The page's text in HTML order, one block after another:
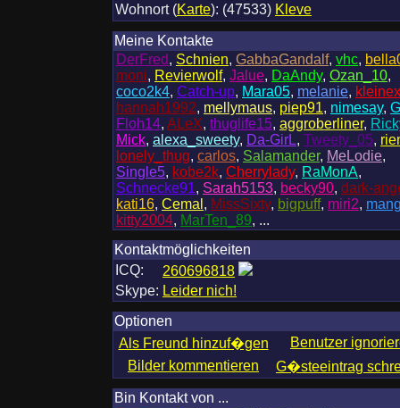
Wohnort(Karte): (47533) Kleve
Meine Kontakte
DerFred, Schnien, GabbaGandalf, vhc,
moni, Revierwolf, Jalue, DaAndy, Ozan_10,
coco2k4, Catch-up, Mara05, melanie,
hannah1992, mellymaus, piep91, nimesay,
Floh14, ALeX, thuglife15, aggroberliner,
Mick, alexa_sweety, Da-GirL, Tweety_05,
lonely_thug, carlos, Salamander, MeLodie,
Single5, kobe2k, Cherrylady, RaMonA,
Schnecke91, Sarah5153, becky90, dark-
kati16, Cemal , MissSixty, bigpuff, miri2,
kitty2004, MarTen_89, ...
Kontaktmöglichkeiten
ICQ:
260696818
Skype: Leider nich!
Optionen
Als Freund hinzuf�gen
Benutzer
Bilder kommentieren
G�steeintrag
Bin Kontakt von ...